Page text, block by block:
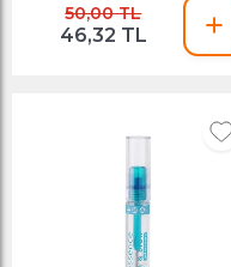
50,00 TL
46,32 TL